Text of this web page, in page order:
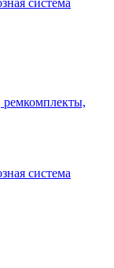
система
ремкомплекты,
система